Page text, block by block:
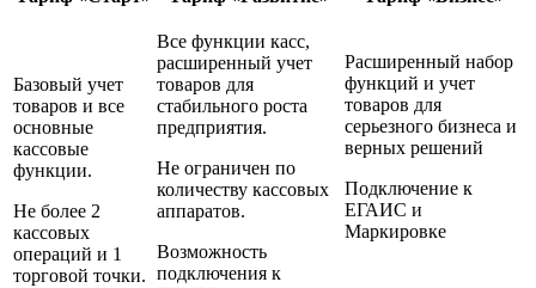
Базовый учет
товаров и все
основные
кассовые
функции.
Не более 2
кассовых
операций и 1
торговой точки.
Все функции касс,
расширенный учет
товаров для
стабильного роста
предприятия.
Не ограничен по
количеству кассовых
аппаратов.
Возможность
подключения к
Расширенный набор
функций и учет
товаров для
серьезного бизнеса и
верных решений
Подключение к
ЕГАИС и
Маркировке